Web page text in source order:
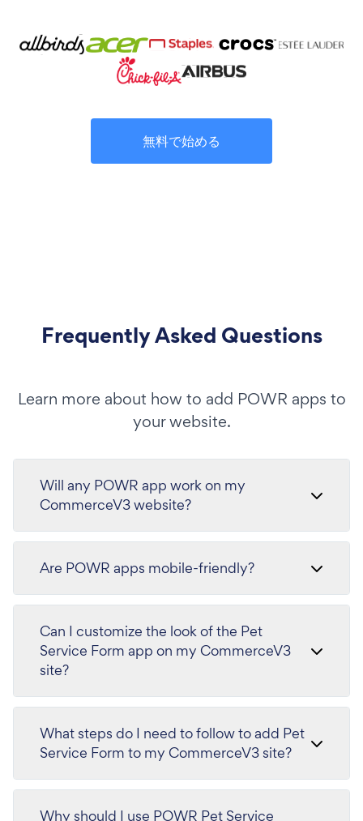
無料で始める
Frequently Asked Questions
Learn more about how to add POWR apps to
your website.
Will any POWR app work on my
CommerceV3 website?
Are POWR apps mobile-friendly?
Can I customize the look of the Pet
Service Form app on my CommerceV3
site?
What steps do I need to follow to add Pet
Service Form to my CommerceV3 site?
Why should I use POWR Pet Service